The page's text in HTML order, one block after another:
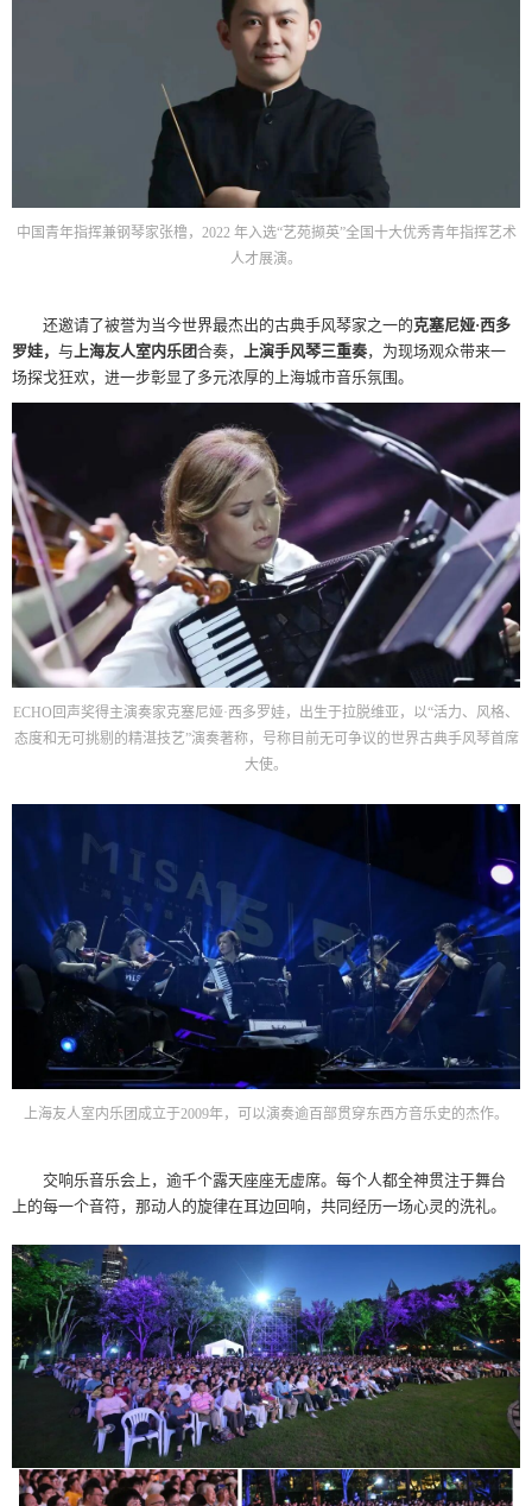
中国青年指挥兼钢琴家张橹，2022 年入选“艺苑撷英”全国十大优秀青年指挥艺术
人才展演。
还邀请了被誉为当今世界最杰出的古典手风琴家之一的克塞尼娅·西多
罗娃， 与上海友人室内乐团合奏， 上演手风琴三重奏，为现场观众带来一
场探戈狂欢，进一步彰显了多元浓厚的上海城市音乐氛围。
ECHO回声奖得主演奏家克塞尼娅·西多罗娃，出生于拉脱维亚，以“活力、风格、
态度和无可挑剔的精湛技艺”演奏著称，号称目前无可争议的世界古典手风琴首席
大使。
上海友人室内乐团成立于2009年，可以演奏逾百部贯穿东西方音乐史的杰作。
交响乐音乐会上，逾千个露天座座无虚席。每个人都全神贯注于舞台
上的每一个音符，那动人的旋律在耳边回响，共同经历一场心灵的洗礼。